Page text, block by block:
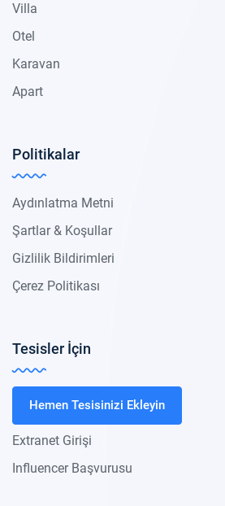
Villa
Otel
Karavan
Apart
Politikalar
Aydınlatma Metni
Şartlar & Koşullar
Gizlilik Bildirimleri
Çerez Politikası
Tesisler İçin
Hemen Tesisinizi Ekleyin
Extranet Girişi
Influencer Başvurusu